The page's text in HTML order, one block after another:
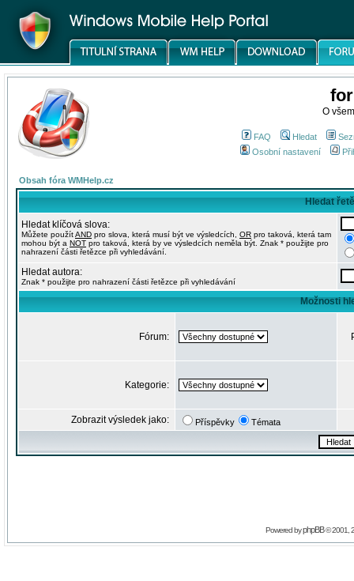
O
FAQ Hledat
Osobní nastavení
Obsah fóra WMHelp.cz
Hledat
Hledat klíčová slova:
Můžete použítAND pro slova, která musí být ve výsledcích, OR pro taková, která tam
mohou být a NOT pro taková, která by ve výsledcích neměla být. Znak * použijte pro
nahrazení části řetězce při vyhledávání.
Hledat autora:
Znak * použijte pro nahrazení části řetězce při vyhledávání
Možnosti
Fórum:
Kategorie:
Zobrazit výsledek jako: Příspěvky Témata
Powered byphpBB© 2001,